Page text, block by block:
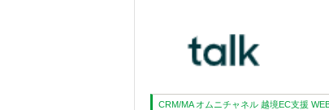
CRM/MA オムニチャネル 越境EC支援